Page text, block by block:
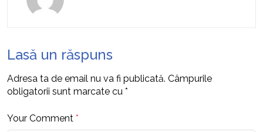
Lasă un răspuns
Adresa ta de email nu va fi publicată. Câmpurile
obligatorii sunt marcate cu *
Your Comment *